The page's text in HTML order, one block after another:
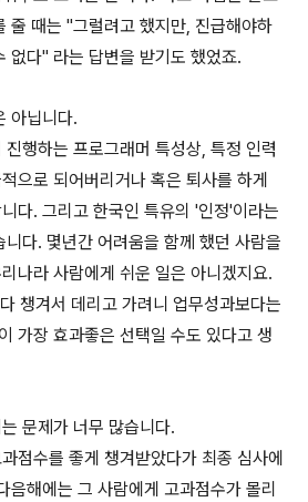
줄 때는 "그럴려고 했지만, 진급해야하
없다" 라는 답변을 받기도 했었죠.
아닙니다.
행하는 프로그래머 특성상, 특정 인력
으로 되어버리거나 혹은 퇴사를 하게
다. 그리고 한국인 특유의 '인정'이라는
다. 몇년간 어려움을 함께 했던 사람을
나라 사람에게 쉬운 일은 아니겠지요.
챙겨서 데리고 가려니 업무성과보다는
가장 효과좋은 선택일 수도 있다고 생
문제가 너무 많습니다.
점수를 좋게 챙겨받았다가 최종 심사에
음해에는 그 사람에게 고과점수가 몰리